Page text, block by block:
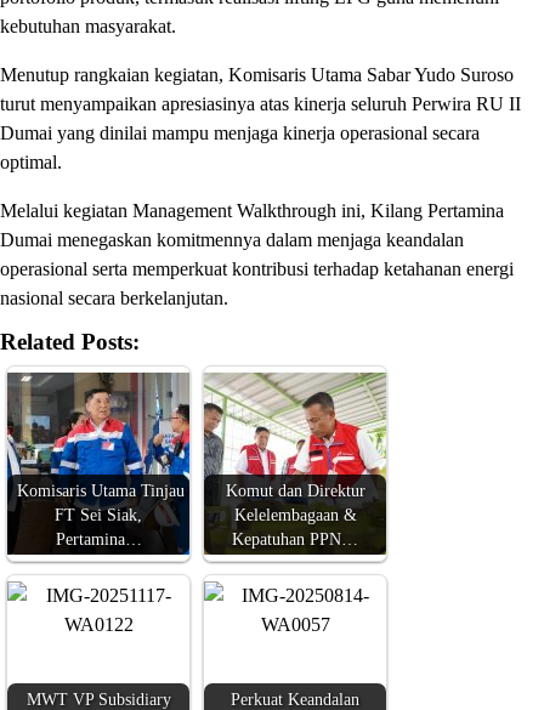
kebutuhan masyarakat.
Menutup rangkaian kegiatan, Komisaris Utama Sabar Yudo Suroso
turut menyampaikan apresiasinya atas kinerja seluruh Perwira RU II
Dumai yang dinilai mampu menjaga kinerja operasional secara
optimal.
Melalui kegiatan Management Walkthrough ini, Kilang Pertamina
Dumai menegaskan komitmennya dalam menjaga keandalan
operasional serta memperkuat kontribusi terhadap ketahanan energi
nasional secara berkelanjutan.
Related Posts:
Komisaris Utama Tinjau
FT Sei Siak,
Pertamina…
Komut dan Direktur
Kelelembagaan &
Kepatuhan PPN…
MWT VP Subsidiary
Perkuat Keandalan